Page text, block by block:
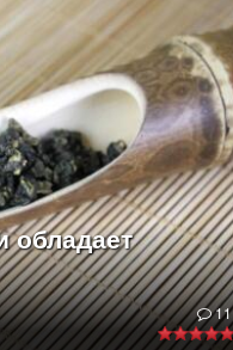
обладает
11